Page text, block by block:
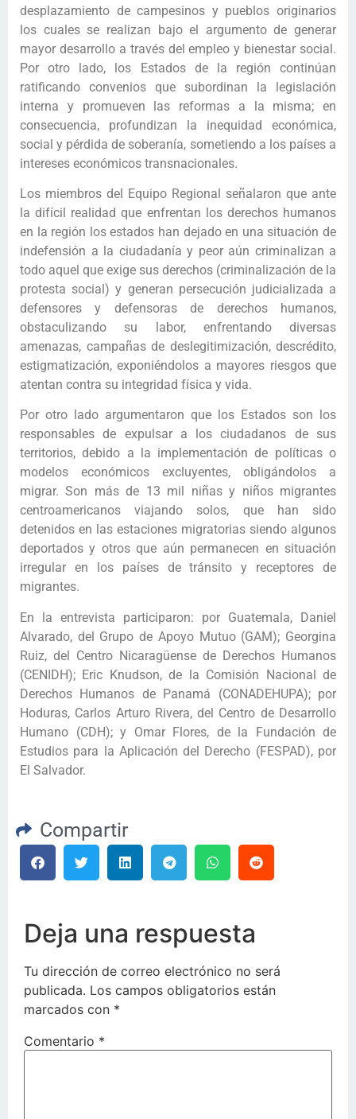
desplazamiento de campesinos y pueblos originarios
los cuales se realizan bajo el argumento de generar
mayor desarrollo a través del empleo y bienestar social.
Por otro lado, los Estados de la región continúan
ratificando convenios que subordinan la legislación
interna y promueven las reformas a la misma; en
consecuencia, profundizan la inequidad económica,
social y pérdida de soberanía, sometiendo a los países a
intereses económicos transnacionales.
Los miembros del Equipo Regional señalaron que ante
la difícil realidad que enfrentan los derechos humanos
en la región los estados han dejado en una situación de
indefensión a la ciudadanía y peor aún criminalizan a
todo aquel que exige sus derechos (criminalización de la
protesta social) y generan persecución judicializada a
defensores y defensoras de derechos humanos,
obstaculizando su labor, enfrentando diversas
amenazas, campañas de deslegitimización, descrédito,
estigmatización, exponiéndolos a mayores riesgos que
atentan contra su integridad física y vida.
Por otro lado argumentaron que los Estados son los
responsables de expulsar a los ciudadanos de sus
territorios, debido a la implementación de políticas o
modelos económicos excluyentes, obligándolos a
migrar. Son más de 13 mil niñas y niños migrantes
centroamericanos viajando solos, que han sido
detenidos en las estaciones migratorias siendo algunos
deportados y otros que aún permanecen en situación
irregular en los países de tránsito y receptores de
migrantes.
En la entrevista participaron: por Guatemala, Daniel
Alvarado, del Grupo de Apoyo Mutuo (GAM); Georgina
Ruiz, del Centro Nicaragüense de Derechos Humanos
(CENIDH); Eric Knudson, de la Comisión Nacional de
Derechos Humanos de Panamá (CONADEHUPA); por
Hoduras, Carlos Arturo Rivera, del Centro de Desarrollo
Humano (CDH); y Omar Flores, de la Fundación de
Estudios para la Aplicación del Derecho (FESPAD), por
El Salvador.
Compartir
Deja una respuesta
Tu dirección de correo electrónico no será
publicada. Los campos obligatorios están
marcados con *
Comentario *